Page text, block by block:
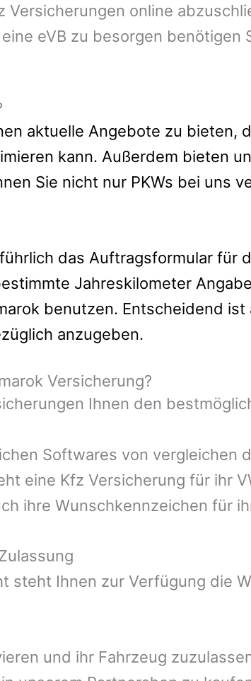
online
eVB zu besorgen benötigen
aktuelle Angebote zu bieten,
kann. Außerdem bieten
Sie nicht nur PKWs bei uns
das Auftragsformular für
Jahreskilometer
benutzen. Entscheidend
anzugeben.
Versicherung?
Ihnen den
Softwares von vergleichen
eine Kfz Versicherung für ihr
ihre Wunschkennzeichen für
steht Ihnen zur Verfügung die
und ihr Fahrzeug